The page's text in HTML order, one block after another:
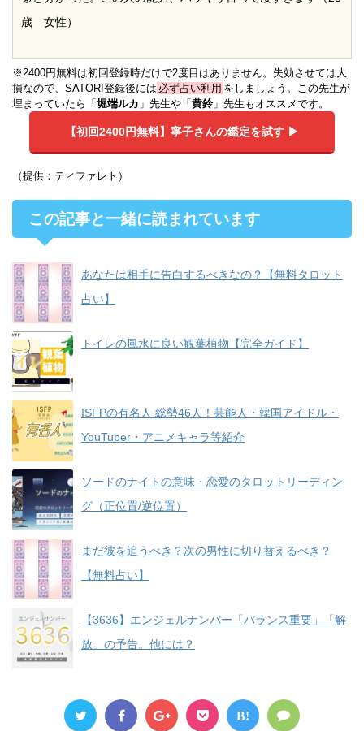
歳 女性）
※2400円無料は初回登録時だけで2度目はありません。失効させては大
損なので、SATORI登録後には 必ず占い利用 をしましょう。この先生が
埋まっていたら「堀端ルカ 」先生や「 黄鈴」先生もオススメです。
【初回2400円無料】 寧子さんの鑑定を試す ▶︎
（提供：ティファレト）
この記事と一緒に読まれています
あなたは相手に告白するべきなの？【無料タロット
占い】
トイレの風水に良い観葉植物【完全ガイド】
ISFPの有名人 総勢46人！芸能人・韓国アイドル・
YouTuber・アニメキャラ等紹介
ソードのナイトの意味・恋愛のタロットリーディン
グ（正位置/逆位置）
まだ彼を追うべき？次の男性に切り替えるべき？
【無料占い】
【3636】エンジェルナンバー「バランス重要」「解
放」の予告。他には？
B!